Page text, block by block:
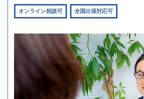
オンライン相談可 全国出張対応可